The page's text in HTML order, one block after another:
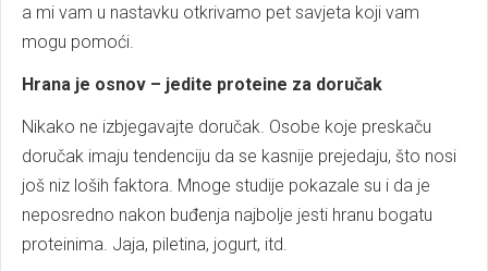
a mi vam u nastavku otkrivamo pet savjeta koji vam
mogu pomoći.
Hrana je osnov – jedite proteine za doručak
Nikako ne izbjegavajte doručak. Osobe koje preskaču
doručak imaju tendenciju da se kasnije prejedaju, što nosi
još niz loših faktora. Mnoge studije pokazale su i da je
neposredno nakon buđenja najbolje jesti hranu bogatu
proteinima. Jaja, piletina, jogurt, itd.